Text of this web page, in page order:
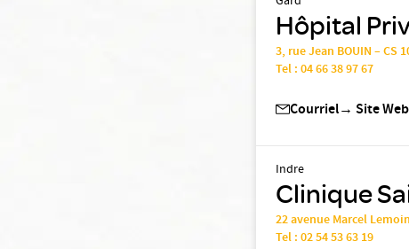
Hôpital
3, rue Jean BOUIN – CS
Tel :04 66 38 97 67
Courriel→ Site Web
Indre
Clinique
22 avenue Marcel
Tel :02 54 53 63 19